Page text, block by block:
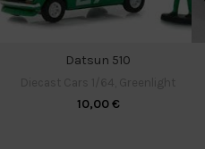
Datsun 510
10,00€